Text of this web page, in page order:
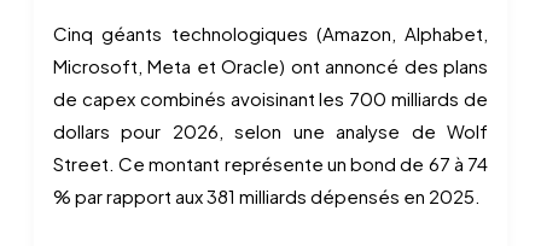
Cinq géants technologiques (Amazon, Alphabet,
Microsoft, Meta et Oracle) ont annoncé des plans
de capex combinés avoisinant les 700 milliards de
dollars pour 2026, selon une analyse de Wolf
Street. Ce montant représente un bond de 67 à 74
% par rapport aux 381 milliards dépensés en 2025.